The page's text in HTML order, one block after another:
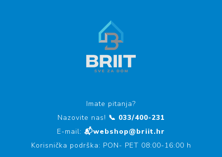
Imate pitanja?
Nazovite nas! 📞 033/400-231
E-mail: 📬webshop@briit.hr
Korisnička podrška: PON- PET 08:00-16:00 h